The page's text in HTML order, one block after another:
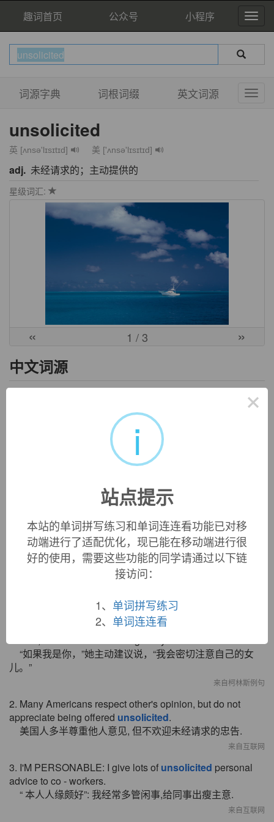
趣词首页 公众号 小程序
词源字典 词根词缀 英文词源
unsolicited
英 [ʌnsə'lɪsɪtɪd] 美 ['ʌnsə'lɪsɪtɪd]
adj. 未经请求的；主动提供的
星级词汇:
« 1 / 3 »
中文词源
un-, 不，非，solicited,请求的，要求的。
1580s, "unpetitioned, not approached with a request," from
un-(1) "not" + past participle ofsolicit(v.). Meaning "not
asked for, unsought" is from 1680s.
1. "If I were you," she adds by way of some
“如果我是你，”她主动建议说，“我会密切注意自己的女
儿。”
来自柯林斯例句
2. Many Americans respect other's opinion, but do not
appreciate being offered unsolicited.
美国人多半尊重他人意见, 但不欢迎未经请求的忠告.
来自互联网
3. I'M PERSONABLE: I give lots of unsolicited personal
advice to co - workers.
“ 本人人缘颇好”: 我经常多管闲事,给同事出瘦主意.
来自互联网
×
i
站点提示
本站的单词拼写练习和单词连连看功能已对移
动端进行了适配优化，现已能在移动端进行很
好的使用，需要这些功能的同学请通过以下链
接访问：
1、 单词拼写练习
2、 单词连连看